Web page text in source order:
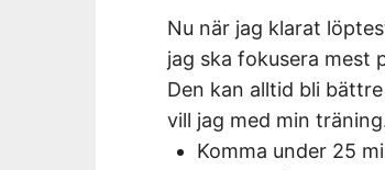
Nu när jag klarat
jag ska fokusera mest
Den kan alltid bli
vill jag med min
Komma under 25